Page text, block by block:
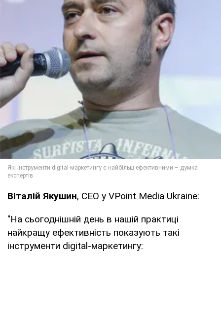
Віталій Якушин, CEO у VPoint Media Ukraine:
"На сьогоднішній день в нашій практиці
найкращу ефективність показують такі
інструменти digital-маркетингу: